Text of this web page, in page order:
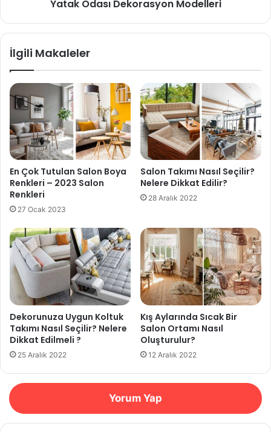
Yatak Odası Dekorasyon Modelleri
İlgili Makaleler
En Çok Tutulan Salon Boya
Renkleri – 2023 Salon
Renkleri
27 Ocak 2023
Salon Takımı Nasıl Seçilir?
Nelere Dikkat Edilir?
28 Aralık 2022
Dekorunuza Uygun Koltuk
Takımı Nasıl Seçilir? Nelere
Dikkat Edilmeli ?
25 Aralık 2022
Kış Aylarında Sıcak Bir
Salon Ortamı Nasıl
Oluşturulur?
12 Aralık 2022
Yorum Yap